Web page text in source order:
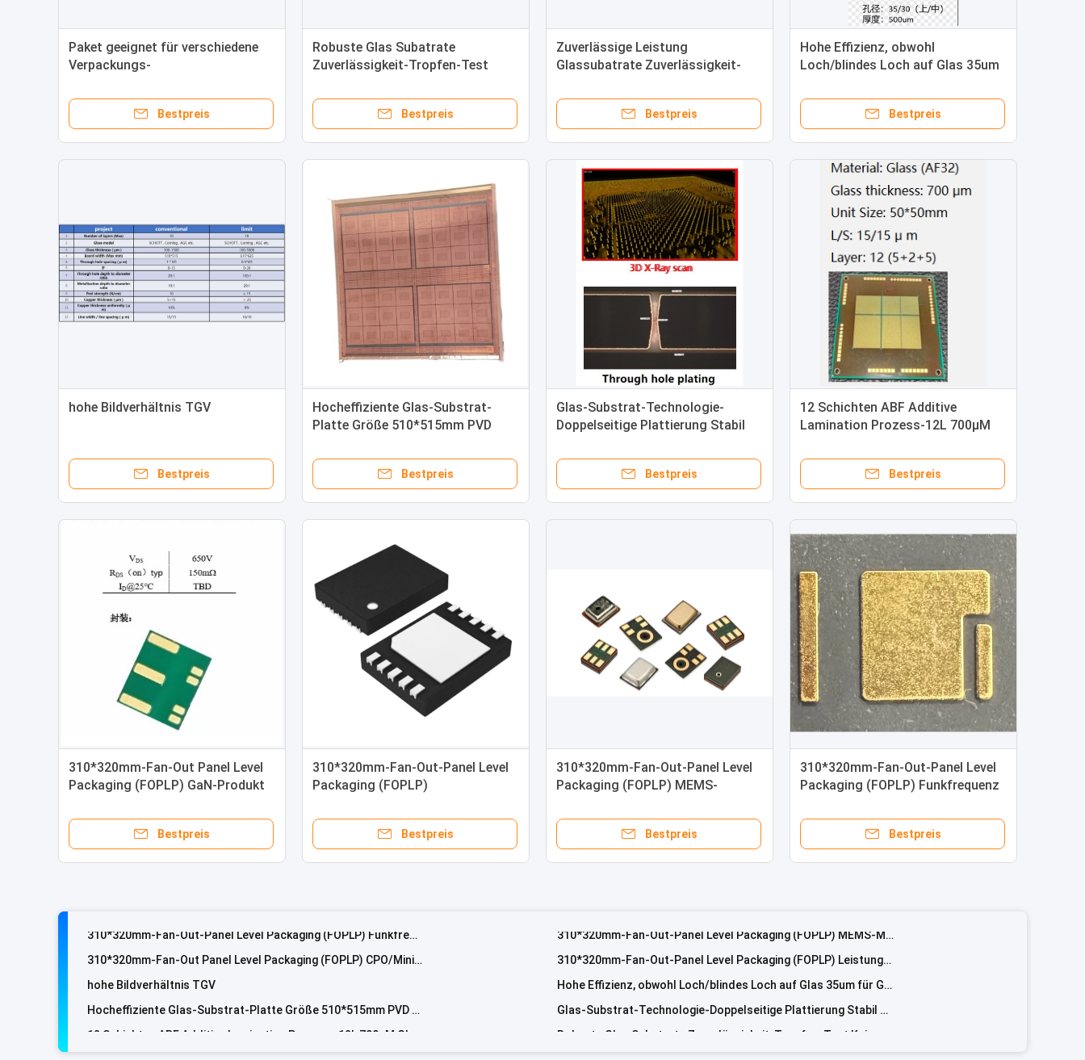
Paket geeignet für verschiedene
Verpackungs-
Bestpreis
Robuste Glas Subatrate
Zuverlässigkeit-Tropfen-Test
Bestpreis
Zuverlässige Leistung
Glassubatrate Zuverlässigkeit-
Bestpreis
Hohe Effizienz, obwohl
Loch/blindes Loch auf Glas 35um
Bestpreis
hohe Bildverhältnis TGV
Bestpreis
Hocheffiziente Glas-Substrat-
Platte Größe 510*515mm PVD
Bestpreis
Glas-Substrat-Technologie-
Doppelseitige Plattierung Stabil
Bestpreis
12 Schichten ABF Additive
Lamination Prozess-12L 700μM
Bestpreis
310*320mm-Fan-Out Panel Level
Packaging (FOPLP) GaN-Produkt
Bestpreis
310*320mm-Fan-Out-Panel Level
Packaging (FOPLP)
Bestpreis
310*320mm-Fan-Out-Panel Level
Packaging (FOPLP) MEMS-
Bestpreis
310*320mm-Fan-Out-Panel Level
Packaging (FOPLP) Funkfrequenz
Bestpreis
Robuste Glas Subatrate Zuverlässigkeit-Tropfen-Test Keine Glas Risse passieren
Zuverlässige Leistung Glassubatrate Zuverlässigkeit-MSL3/HAST/TCT-Prüfung
Paket geeignet für verschiedene Verpackungs-Simulationsversuche
310*320mm-Fan-Out Panel Level Packaging (FOPLP) GaN-Produkt
FOPLP-Verpackung (Fan-Out Panel Level Packaging) - Produktstruktur (Versplitterung) - Waferstoß